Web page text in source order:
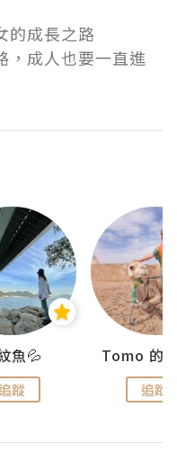
的成長之路
，成人也要一直進
魚💦
蹤 追蹤